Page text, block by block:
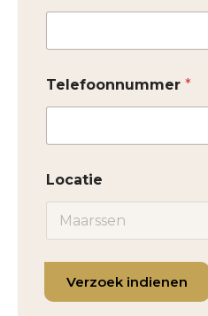
Telefoonnummer *
Locatie
Verzoek indienen